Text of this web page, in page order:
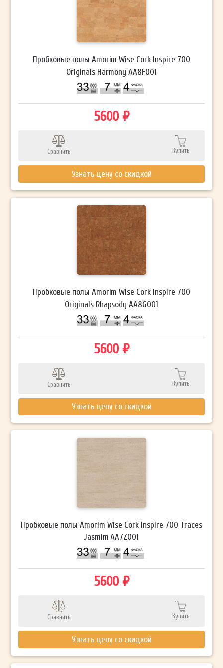
Пробковые полы Amorim Wise Cork Inspire 700
Originals Harmony AA8F001
5600 ₽
Сравнить Купить
Узнать цену со скидкой
Пробковые полы Amorim Wise Cork Inspire 700
Originals Rhapsody AA8G001
5600 ₽
Сравнить Купить
Узнать цену со скидкой
Пробковые полы Amorim Wise Cork Inspire 700 Traces
Jasmim AA7Z001
5600 ₽
Сравнить Купить
Узнать цену со скидкой